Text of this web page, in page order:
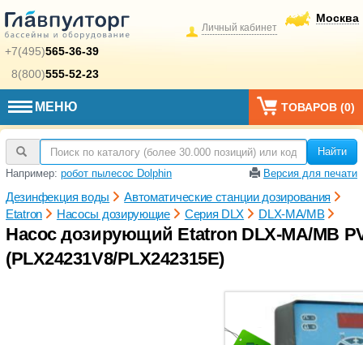
+7(495)565-36-39
8(800)555-52-23
Москва
Личный кабинет
МЕНЮ ТОВАРОВ (0)
Найти
Например: робот пылесос Dolphin Версия для печати
Дезинфекция воды
Автоматические станции дозирования
Etatron
Насосы дозирующие Серия DLX DLX-MA/MB
Насос дозирующий Etatron DLX-MA/MB
(PLX24231V8/PLX242315E)